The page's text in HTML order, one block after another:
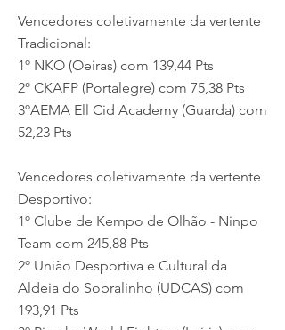
Vencedores coletivamente da vertente
Tradicional:
1º NKO (Oeiras) com 139,44 Pts
2º CKAFP (Portalegre) com 75,38 Pts
3ºAEMA Ell Cid Academy (Guarda) com
52,23 Pts
Vencedores coletivamente da vertente
Desportivo:
1º Clube de Kempo de Olhão - Ninpo
Team com 245,88 Pts
2º União Desportiva e Cultural da
Aldeia do Sobralinho (UDCAS) com
193,91 Pts